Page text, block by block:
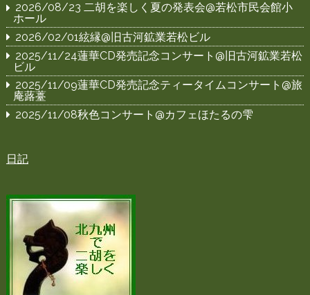
2026/08/23 二胡を楽しく夏の発表会@若松市民会館小
ホール
2026/02/01絃縁@旧古河鉱業若松ビル
2025/11/24蓮華CD発売記念コンサート@旧古河鉱業若松
ビル
2025/11/09蓮華CD発売記念ティータイムコンサート@旅
庵蕗薹
2025/11/08秋色コンサート@カフェほたるの雫
日記